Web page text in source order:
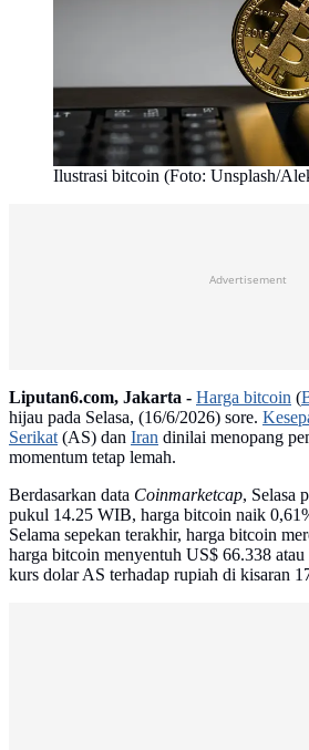
Ilustrasi bitcoin (Foto: Unsplash/
Advertisement
Liputan6.com, Jakarta - Harga bitcoin (
hijau pada Selasa, (16/6/2026) sore.
Serikat(AS) dan Iran dinilai menopang
momentum tetap lemah.
Berdasarkan data Coinmarketcap, Selasa
pukul 14.25 WIB, harga bitcoin naik
Selama sepekan terakhir, harga bitcoin
harga bitcoin menyentuh US$ 66.338
kurs dolar AS terhadap rupiah di kisaran